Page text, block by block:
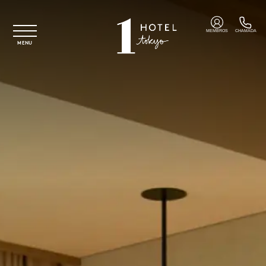
MENU
MEMBROS CHAMADA